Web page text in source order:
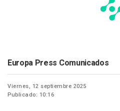
Europa Press Comunicados
Viernes, 12 septiembre 2025
Publicado: 10:16